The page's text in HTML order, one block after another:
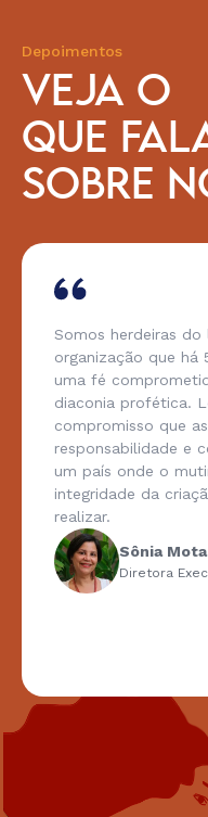
Depoimentos
VEJA O
QUE
SOBRE
Somos herdeiras
organização que há
uma fé
diaconia profética.
compromisso que
responsabilidade e
um país onde o
integridade da
realizar.
Sônia Mota
Diretora